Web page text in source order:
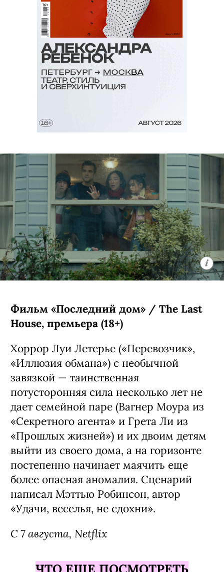
Фильм «Последний дом» / The Last
House, премьера (18+)
Хоррор Луи Летерье («Перевозчик»,
«Иллюзия обмана») с необычной
завязкой — таинственная
потусторонняя сила несколько лет не
дает семейной паре (Вагнер Моура из
«Секретного агента» и Грета Ли из
«Прошлых жизней») и их двоим детям
выйти из своего дома, а на горизонте
постепенно начинает маячить еще
более опасная аномалия. Сценарий
написал Мэттью Робинсон, автор
«Удачи, веселья, не сдохни».
С 7 августа, Netflix
ЧТО ЕЩЕ ПОСМОТРЕТЬ